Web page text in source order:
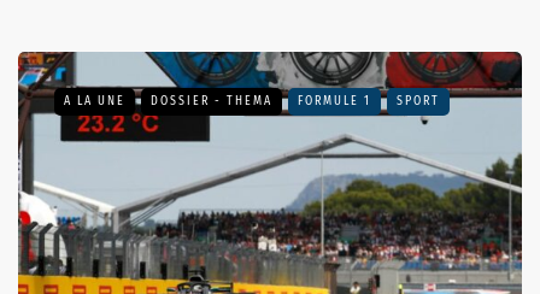
A LA UNE DOSSIER - THEMA FORMULE 1 SPORT